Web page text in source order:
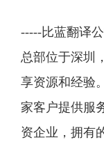
-----比蓝翻译
总部位于深圳
享资源和经验
家客户提供服
资企业，拥有